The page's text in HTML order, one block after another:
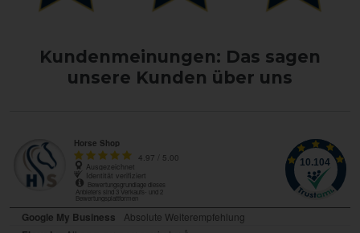
Kundenmeinungen: Das sagen
unsere Kunden über uns